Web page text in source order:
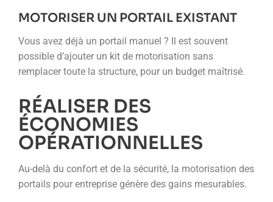
MOTORISER UN PORTAIL EXISTANT
Vous avez déjà un portail manuel ? Il est souvent
possible d’ajouter un kit de motorisation sans
remplacer toute la structure, pour un budget maîtrisé.
RÉALISER DES
ÉCONOMIES
OPÉRATIONNELLES
Au-delà du confort et de la sécurité, la motorisation des
portails pour entreprise génère des gains mesurables.